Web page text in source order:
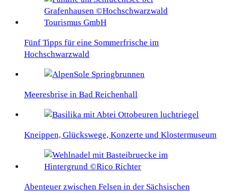
Fünf Tipps für eine Sommerfrische im
Hochschwarzwald
Meeresbrise in Bad Reichenhall
Kneippen, Glückswege, Konzerte und Klostermuseum
Abenteuer zwischen Felsen in der Sächsischen